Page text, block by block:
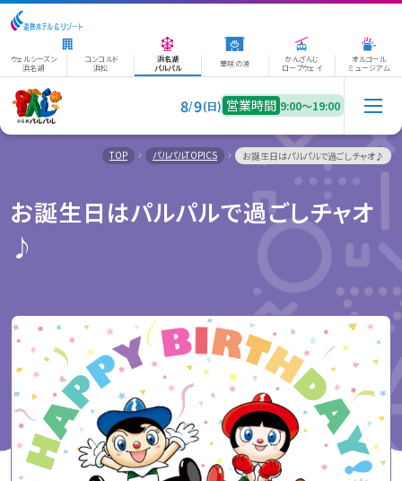
ウェルシーズン
浜名湖
コンコルド
浜松
浜名湖
パルパル
華咲の湯
かんざんじ
ロープウェイ
オルゴール
ミュージアム
8/9(日) 営業時間 9:00〜19:00
TOP パルパルTOPICS お誕生日はパルパルで過ごしチャオ♪
お誕生日はパルパルで過ごしチャオ
♪